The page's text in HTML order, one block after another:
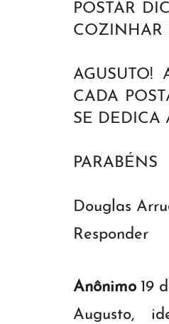
POSTAR
COZINHAR
AGUSUTO!
CADA
SE DEDICA
PARABÉNS
Douglas
Responder
Anônimo 19
Augusto,